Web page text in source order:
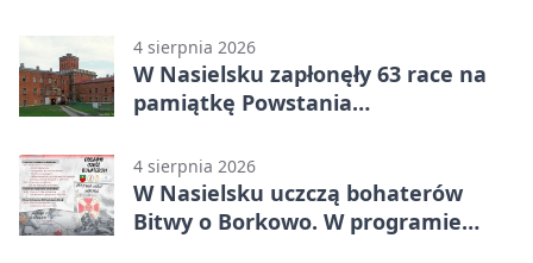
4 sierpnia 2026
W Nasielsku zapłonęły 63 race na
pamiątkę Powstania
4 sierpnia 2026
W Nasielsku uczczą bohaterów
Bitwy o Borkowo. W programie